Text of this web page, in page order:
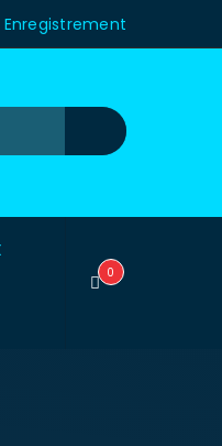
Enregistrement
0